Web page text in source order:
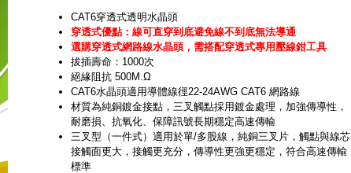
CAT6穿透式透明水晶頭
穿透式優點：線可直穿到底避免線不到底無法導通
選購穿透式網路線水晶頭，需搭配穿透式專用壓線鉗工具
拔插壽命：1000次
絕緣阻抗 500M.Ω
CAT6水晶頭適用導體線徑22-24AWG CAT6 網路線
材質為純銅鍍金接點，三叉觸點採用鍍金處理，加強傳導性，
耐磨損、抗氧化、保障訊號長期穩定高速傳輸
三叉型（一件式）適用於單/多股線，純銅三叉片，觸點與線芯
接觸面更大，接觸更充分，傳導性更強更穩定，符合高速傳輸
標準